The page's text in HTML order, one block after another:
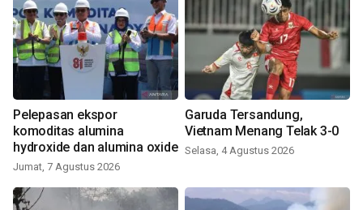
Pelepasan ekspor
komoditas alumina
hydroxide dan alumina oxide
Jumat, 7 Agustus 2026
Garuda Tersandung,
Vietnam Menang Telak 3-0
Selasa, 4 Agustus 2026